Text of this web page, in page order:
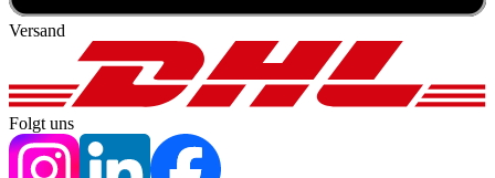
Versand
Folgt uns